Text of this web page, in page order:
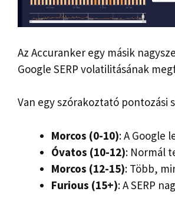
Az Accuranker egy másik
Google SERP volatilitásának
Van egy szórakoztató pontozási
Morcos (0-10): A Google
Óvatos (10-12): Normál
Morcos (12-15): Több,
Furious (15+): A SERP